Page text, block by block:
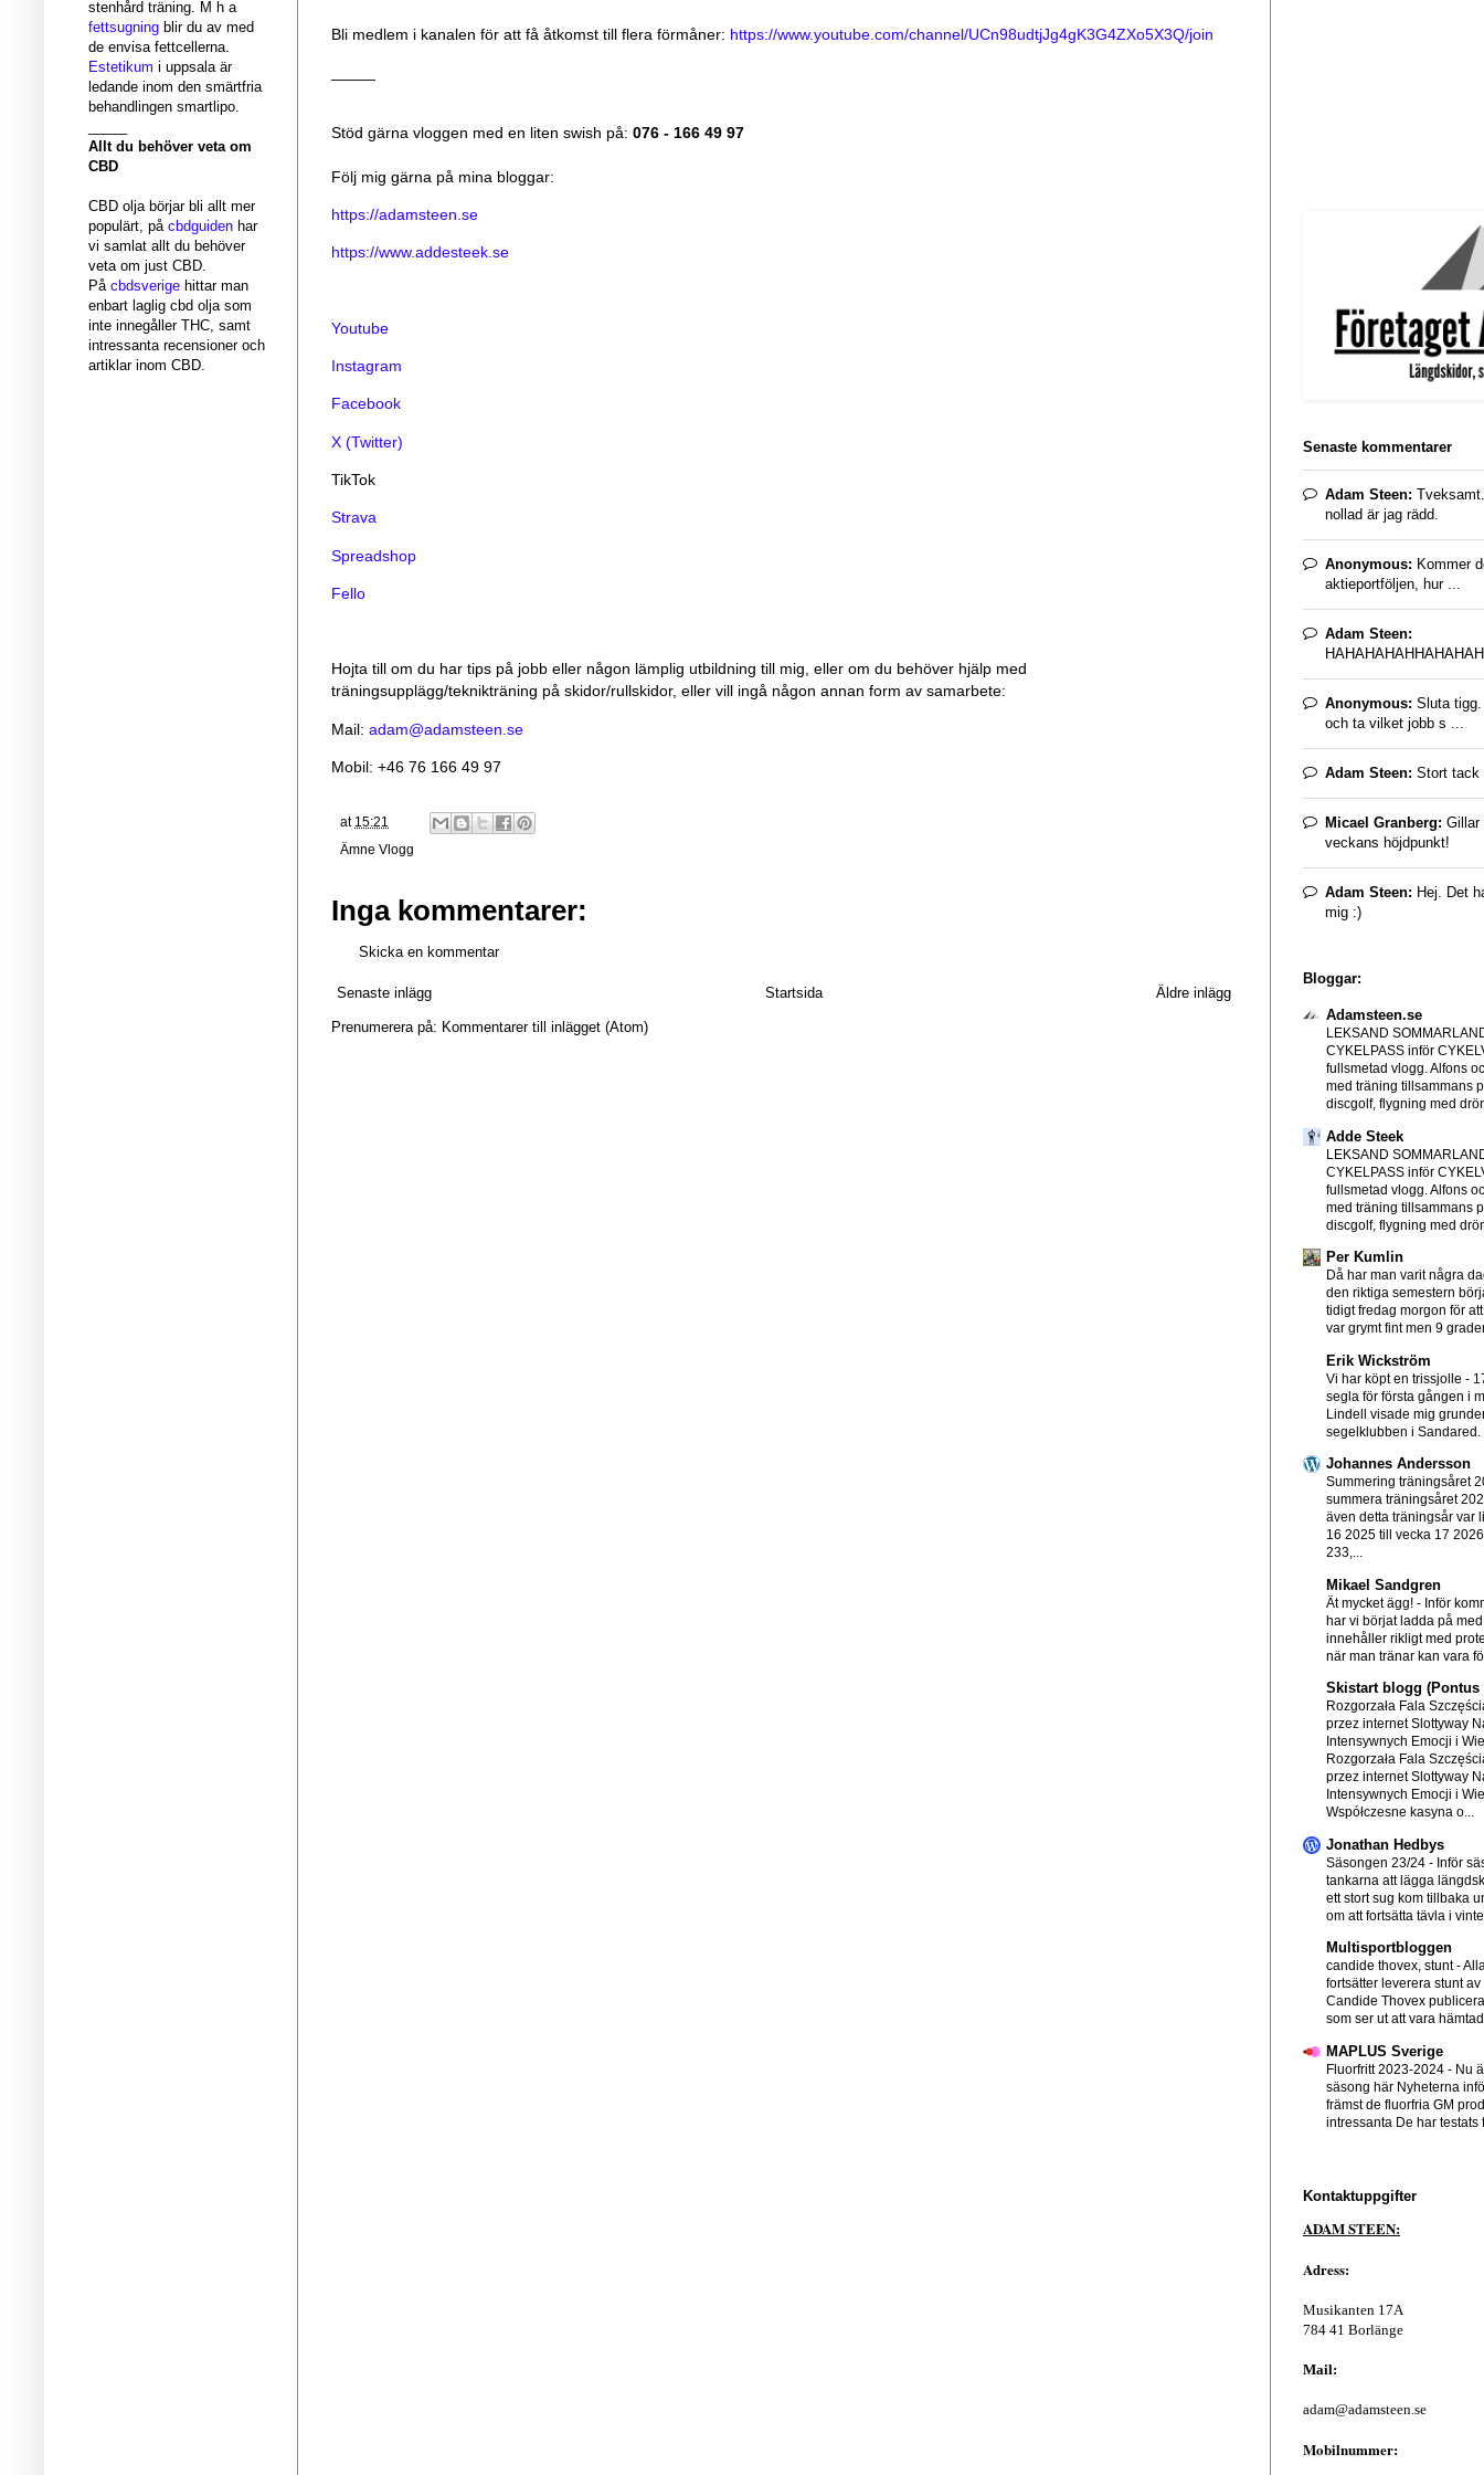
Bli medlem i kanalen för att få åtkomst till flera förmåner: https://www.youtube.com/channel/UCn98udtjJg4gK3G4ZXo5X3Q/join
Stöd gärna vloggen med en liten swish på: 076 - 166 49 97
Följ mig gärna på mina bloggar:
https://adamsteen.se
https://www.addesteek.se
Youtube
Instagram
Facebook
X (Twitter)
TikTok
Strava
Spreadshop
Fello
Hojta till om du har tips på jobb eller någon lämplig utbildning till mig, eller om du behöver hjälp med
träningsupplägg/teknikträning på skidor/rullskidor, eller vill ingå någon annan form av samarbete:
Mail: adam@adamsteen.se
Mobil: +46 76 166 49 97
at 15:21
Ämne Vlogg
Inga kommentarer:
Skicka en kommentar
Senaste inlägg Äldre inlägg
Startsida
Prenumerera på: Kommentarer till inlägget (Atom)
stenhård träning. M h a
fettsugning blir du av med
de envisa fettcellerna.
Estetikum i uppsala är
ledande inom den smärtfria
behandlingen smartlipo.
Allt du behöver veta om
CBD
CBD olja börjar bli allt mer
populärt, påcbdguiden har
vi samlat allt du behöver
veta om just CBD.
På cbdsverige hittar man
enbart laglig cbd olja som
inte innegåller THC, samt
intressanta recensioner och
artiklar inom CBD.
Senaste kommentarer
Adam Steen:
nollad är jag rädd.
Anonymous: Kommer
aktieportföljen, hur ...
Adam Steen:
Anonymous: Sluta tigg.
och ta vilket jobb s ...
Adam Steen: Stort tack
Micael Granberg: Gillar
veckans höjdpunkt!
Adam Steen: Hej. Det
mig :)
Bloggar:
Adamsteen.se
LEKSAND
CYKELPASS inför
fullsmetad vlogg. Alfons
med träning tillsammans
discgolf, flygning med
Adde Steek
LEKSAND
CYKELPASS inför
fullsmetad vlogg. Alfons
med träning tillsammans
discgolf, flygning med
Per Kumlin
Då har man varit några
den riktiga semestern
tidigt fredag morgon för
var grymt fint men 9
Erik Wickström
Vi har köpt en trissjolle -
segla för första gången i
Lindell visade mig
segelklubben i Sandared.
Johannes Andersson
Summering träningsåret
summera träningsåret
även detta träningsår var
16 2025 till vecka 17
233,...
Mikael Sandgren
Ät mycket ägg! - Inför
har vi börjat ladda på
innehåller rikligt med
när man tränar kan vara
Skistart blogg (Pontus
Rozgorzała Fala
przez internet Slottyway
Intensywnych Emocji i
Rozgorzała Fala
przez internet Slottyway
Intensywnych Emocji i
Współczesne kasyna o...
Jonathan Hedbys
Säsongen 23/24 - Inför
tankarna att lägga
ett stort sug kom tillbaka
om att fortsätta tävla i
Multisportbloggen
candide thovex, stunt-
fortsätter leverera stunt
Candide Thovex
som ser ut att vara
MAPLUS Sverige
Fluorfritt 2023-2024 - Nu
säsong här Nyheterna
främst de fluorfria GM
intressanta De har testats
Kontaktuppgifter
ADAM STEEN:
Adress:
Musikanten 17A
784 41 Borlänge
Mail:
adam@adamsteen.se
Mobilnummer: